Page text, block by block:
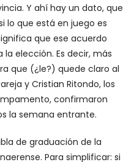
Y ahí hay un dato, que
lo que está en juego es
que ese acuerdo
elección. Es decir, más
que (¿le?) quede claro al
y Cristian Ritondo, los
confirmaron
la semana entrante.
de graduación de la
Para simplificar: si